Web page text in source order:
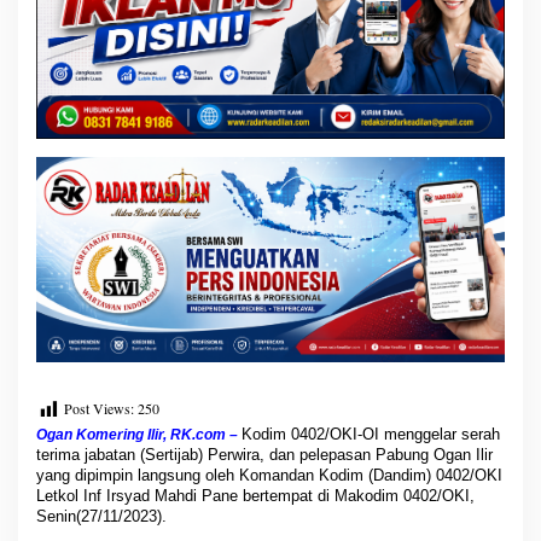
a
n
d
i
m
0
4
2
/
O
K
I
S
a
m
p
k
a
n
A
m
a
Post Views:250
Ogan Komering Ilir, RK.com – Kodim 0402/OKI-OI menggelar serah
terima jabatan (Sertijab) Perwira, dan pelepasan Pabung Ogan Ilir
yang dipimpin langsung oleh Komandan Kodim (Dandim) 0402/OKI
Letkol Inf Irsyad Mahdi Pane bertempat di Makodim 0402/OKI,
Senin(27/11/2023).